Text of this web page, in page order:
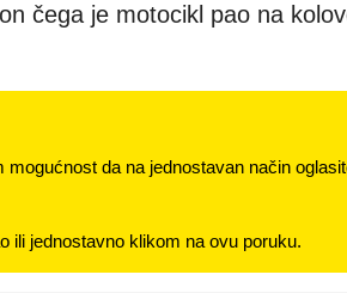
čega je motocikl pao na
da na jednostavan način
ili jednostavno klikom na ovu poruku.